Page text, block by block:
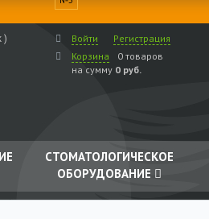
) Войти
Регистрация
Корзина
0 товаров
на сумму 0 руб.
СТОМАТОЛОГИЧЕСКОЕ
ОБОРУДОВАНИЕ